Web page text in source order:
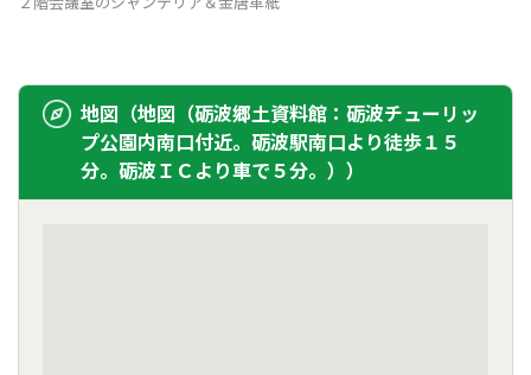
地図（地図（砺波郷土資料館：砺波チューリッ
プ公園内南口付近。砺波駅南口より徒歩１５
分。砺波ＩＣより車で５分。））